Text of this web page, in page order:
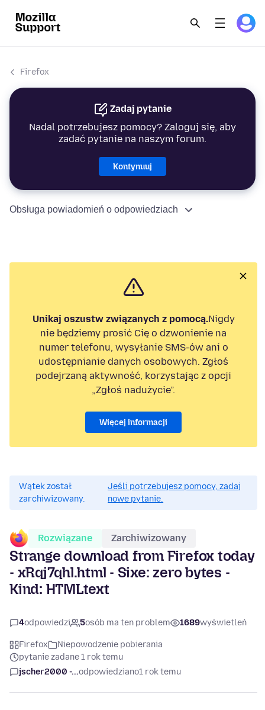
Firefox
Zadaj pytanie
Nadal potrzebujesz pomocy? Zaloguj się, aby
zadać pytanie na naszym forum.
Kontynuuj
Obsługa powiadomień o odpowiedziach
Unikaj oszustw związanych z pomocą.Nigdy
nie będziemy prosić Cię o dzwonienie na
numer telefonu, wysyłanie SMS-ów ani o
udostępnianie danych osobowych. Zgłoś
podejrzaną aktywność, korzystając z opcji
„Zgłoś nadużycie”.
Więcej informacji
Wątek został
zarchiwizowany.
Jeśli potrzebujesz pomocy, zadaj
nowe pytanie.
Rozwiązane Zarchiwizowany
Strange download from Firefox today
- xRqj7qhl.html - Sixe: zero bytes -
Kind: HTMLtext
4odpowiedzi 5osób ma ten problem 1689wyświetleń
Firefox
Niepowodzenie pobierania
pytanie zadane 1 rok temu
jscher2000 -...odpowiedziano1 rok temu